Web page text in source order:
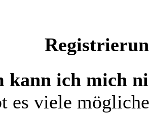
kann ich mich
es viele